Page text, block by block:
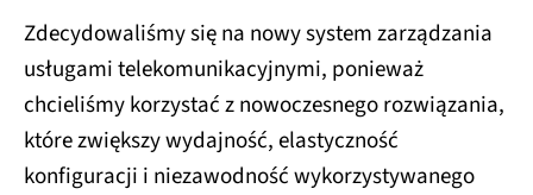
Zdecydowaliśmy się na nowy system zarządzania
usługami telekomunikacyjnymi, ponieważ
chcieliśmy korzystać z nowoczesnego rozwiązania,
które zwiększy wydajność, elastyczność
konfiguracji i niezawodność wykorzystywanego